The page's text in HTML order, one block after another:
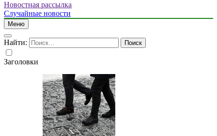
Новостная рассылка
Случайные новости
Меню
Найти:
Заголовки